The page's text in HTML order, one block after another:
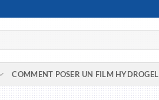
COMMENT POSER UN FILM HYDROGEL